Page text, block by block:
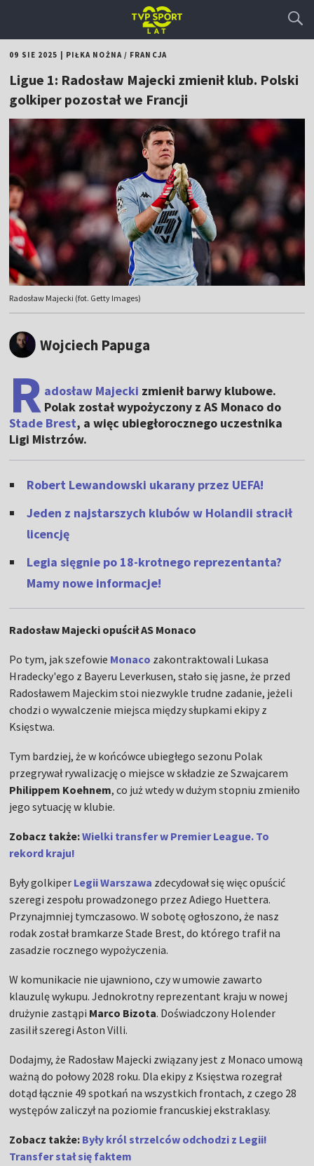
09 SIE 2025 PIŁKA NOŻNA/ FRANCJA
Ligue 1: Radosław Majecki zmienił klub. Polski
golkiper pozostał we Francji
Radosław Majecki (fot. Getty Images)
Wojciech Papuga
R adosław Majecki zmienił barwy klubowe.
Polak został wypożyczony z AS Monaco do
Stade Brest, a więc ubiegłorocznego uczestnika
Ligi Mistrzów.
Robert Lewandowski ukarany przez UEFA!
Jeden z najstarszych klubów w Holandii stracił
licencję
Legia sięgnie po 18-krotnego reprezentanta?
Mamy nowe informacje!
Radosław Majecki opuścił AS Monaco
Po tym, jak szefowie Monaco zakontraktowali Lukasa
Hradecky'ego z Bayeru Leverkusen, stało się jasne, że przed
Radosławem Majeckim stoi niezwykle trudne zadanie, jeżeli
chodzi o wywalczenie miejsca między słupkami ekipy z
Księstwa.
Tym bardziej, że w końcówce ubiegłego sezonu Polak
przegrywał rywalizację o miejsce w składzie ze Szwajcarem
Philippem Koehnem, co już wtedy w dużym stopniu zmieniło
jego sytuację w klubie.
Zobacz także:Wielki transfer w Premier League. To
rekord kraju!
Były golkiper Legii Warszawa zdecydował się więc opuścić
szeregi zespołu prowadzonego przez Adiego Huettera.
Przynajmniej tymczasowo. W sobotę ogłoszono, że nasz
rodak został bramkarze Stade Brest, do którego trafił na
zasadzie rocznego wypożyczenia.
W komunikacie nie ujawniono, czy w umowie zawarto
klauzulę wykupu. Jednokrotny reprezentant kraju w nowej
drużynie zastąpi Marco Bizota. Doświadczony Holender
zasilił szeregi Aston Villi.
Dodajmy, że Radosław Majecki związany jest z Monaco umową
ważną do połowy 2028 roku. Dla ekipy z Księstwa rozegrał
dotąd łącznie 49 spotkań na wszystkich frontach, z czego 28
występów zaliczył na poziomie francuskiej ekstraklasy.
Zobacz także: Były król strzelców odchodzi z Legii!
Transfer stał się faktem